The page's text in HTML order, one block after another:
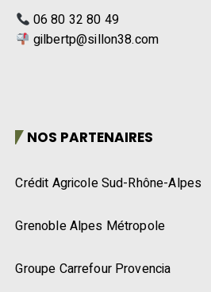
06 80 32 80 49
gilbertp@sillon38.com
NOS PARTENAIRES
Crédit Agricole Sud-Rhône-Alpes
Grenoble Alpes Métropole
Groupe Carrefour Provencia